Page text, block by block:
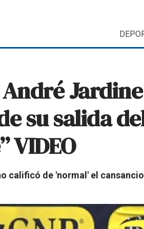
su salida
VIDEO
calificó de 'normal' el